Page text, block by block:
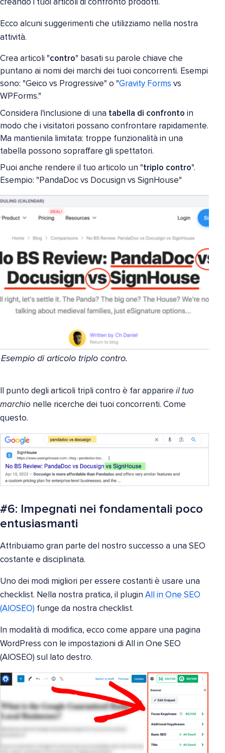
creando i tuoi articoli di confronto prodotti.
Ecco alcuni suggerimenti che utilizziamo nella nostra
attività.
Crea articoli "contro" basati su parole chiave che
puntano ai nomi dei marchi dei tuoi concorrenti. Esempi
sono: "Geico vs Progressive" o "Gravity Forms vs
WPForms."
Considera l'inclusione di una tabella di confronto in
modo che i visitatori possano confrontare rapidamente.
Ma mantienila limitata: troppe funzionalità in una
tabella possono sopraffare gli spettatori.
Puoi anche rendere il tuo articolo un "triplo contro".
Esempio: "PandaDoc vs Docusign vs SignHouse"
Esempio di articolo triplo contro.
Il punto degli articoli tripli contro è far apparire il tuo
marchio nelle ricerche dei tuoi concorrenti. Come
questo.
#6: Impegnati nei fondamentali poco
entusiasmanti
Attribuiamo gran parte del nostro successo a una SEO
costante e disciplinata.
Uno dei modi migliori per essere costanti è usare una
checklist. Nella nostra pratica, il plugin All in One SEO
(AIOSEO) funge da nostra checklist.
In modalità di modifica, ecco come appare una pagina
WordPress con le impostazioni di All in One SEO
(AIOSEO) sul lato destro.